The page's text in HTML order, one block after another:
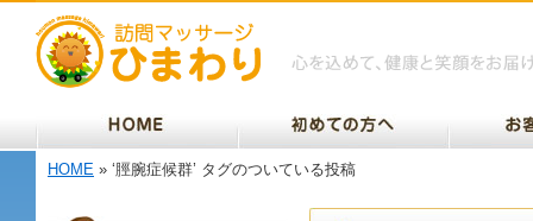
HOME » ‘脛腕症候群’ タグのついている投稿